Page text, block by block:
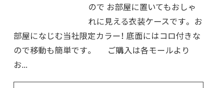
ので お部屋に置いてもおしゃ
れに見える衣装ケースです。 お
部屋になじむ当社限定カラー！ 底面にはコロ付きな
ので移動も簡単です。 ご購入は各モールより
お...